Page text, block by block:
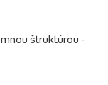
štruktúrou -